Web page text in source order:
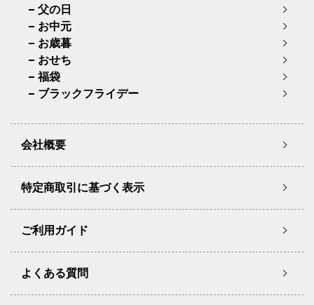
父の日
お中元
お歳暮
おせち
福袋
ブラックフライデー
会社概要
特定商取引に基づく表示
ご利用ガイド
よくある質問